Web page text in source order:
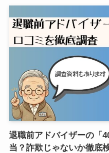
退職前アドバイザーの「
当？詐欺じゃないか徹底